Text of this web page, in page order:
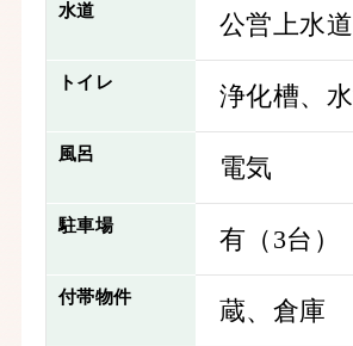
水道 公営上水道
トイレ 浄化槽、
風呂 電気
駐車場 有（3台）
付帯物件 蔵、倉庫